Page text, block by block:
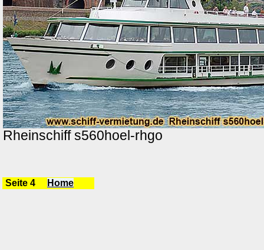
Rheinschiff s560hoel-rhgo
Seite 4 Home